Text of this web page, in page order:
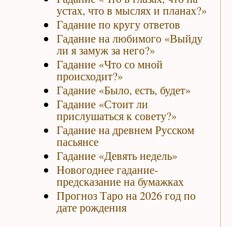
устах, что в мыслях и планах?»
Гадание по кругу ответов
Гадание на любимого «Выйду
ли я замуж за него?»
Гадание «Что со мной
происходит?»
Гадание «Было, есть, будет»
Гадание «Стоит ли
прислушаться к совету?»
Гадание на древнем Русском
пасьянсе
Гадание «Девять недель»
Новогоднее гадание-
предсказание на бумажках
Прогноз Таро на 2026 год по
дате рождения